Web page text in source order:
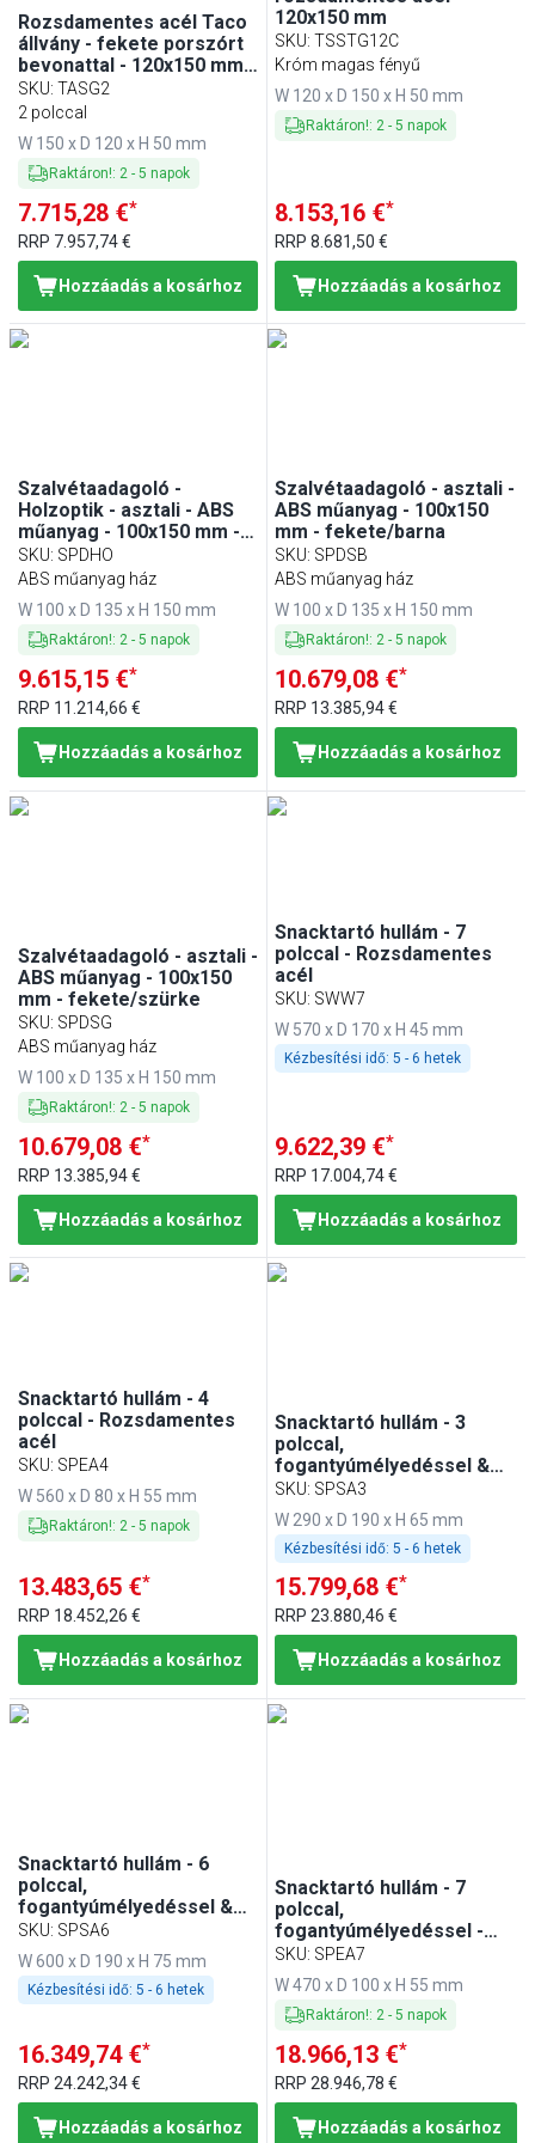
Rozsdamentes acél Taco
állvány - fekete porszórt
bevonattal - 120x150 mm -
2 tartóhellyel
SKU: TASG2
2 polccal
W 150 x D 120 x H 50 mm
Raktáron!: 2- 5 napok
7.715,28 €*
RRP 7.957,74 €
Hozzáadás a kosárhoz
120x150 mm
SKU:TSSTG12C
Króm magas fényű
W 120 x D 150 x H 50 mm
Raktáron!: 2 -5 napok
8.153,16 €*
RRP8.681,50 €
Hozzáadás a kosárhoz
Szalvétaadagoló -
Holzoptik - asztali - ABS
műanyag - 100x150 mm -
barna
SKU: SPDHO
ABS műanyag ház
W 100 x D 135 x H 150 mm
Raktáron!: 2- 5 napok
9.615,15 €*
RRP 11.214,66 €
Hozzáadás a kosárhoz
Szalvétaadagoló - asztali -
ABS műanyag - 100x150
mm - fekete/barna
SKU: SPDSB
ABS műanyag ház
W 100 x D 135 x H 150 mm
Raktáron!: 2 -5 napok
10.679,08 €*
RRP 13.385,94 €
Hozzáadás a kosárhoz
Szalvétaadagoló - asztali -
ABS műanyag - 100x150
mm - fekete/szürke
SKU: SPDSG
ABS műanyag ház
W 100 x D 135 x H 150 mm
Raktáron!: 2- 5 napok
10.679,08 €*
RRP 13.385,94 €
Hozzáadás a kosárhoz
Snacktartó hullám - 7
polccal - Rozsdamentes
acél
SKU: SWW7
W 570 x D 170 x H 45 mm
Kézbesítési idő: 5 - 6 hetek
9.622,39 €*
RRP 17.004,74 €
Hozzáadás a kosárhoz
Snacktartó hullám - 4
polccal - Rozsdamentes
acél
SKU: SPEA4
W 560 x D 80 x H 55 mm
Raktáron!: 2- 5 napok
13.483,65 €*
RRP 18.452,26 €
Hozzáadás a kosárhoz
Snacktartó hullám - 3
polccal,
fogantyúmélyedéssel &
lécsatornával - Polisztirol
- fekete
SKU: SPSA3
W 290 x D 190 x H 65 mm
Kézbesítési idő: 5 - 6 hetek
15.799,68 €*
RRP23.880,46 €
Hozzáadás a kosárhoz
Snacktartó hullám - 6
polccal,
fogantyúmélyedéssel &
lécsatornával - Polisztirol
- fekete
SKU: SPSA6
W 600 x D 190 x H 75 mm
Kézbesítési idő: 5 - 6 hetek
16.349,74 €*
RRP 24.242,34 €
Hozzáadás a kosárhoz
Snacktartó hullám - 7
polccal,
fogantyúmélyedéssel -
magasfényűre polírozott -
Rozsdamentes acél
SKU: SPEA7
W 470 x D 100 x H 55 mm
Raktáron!: 2 -5 napok
18.966,13 €*
RRP28.946,78 €
Hozzáadás a kosárhoz